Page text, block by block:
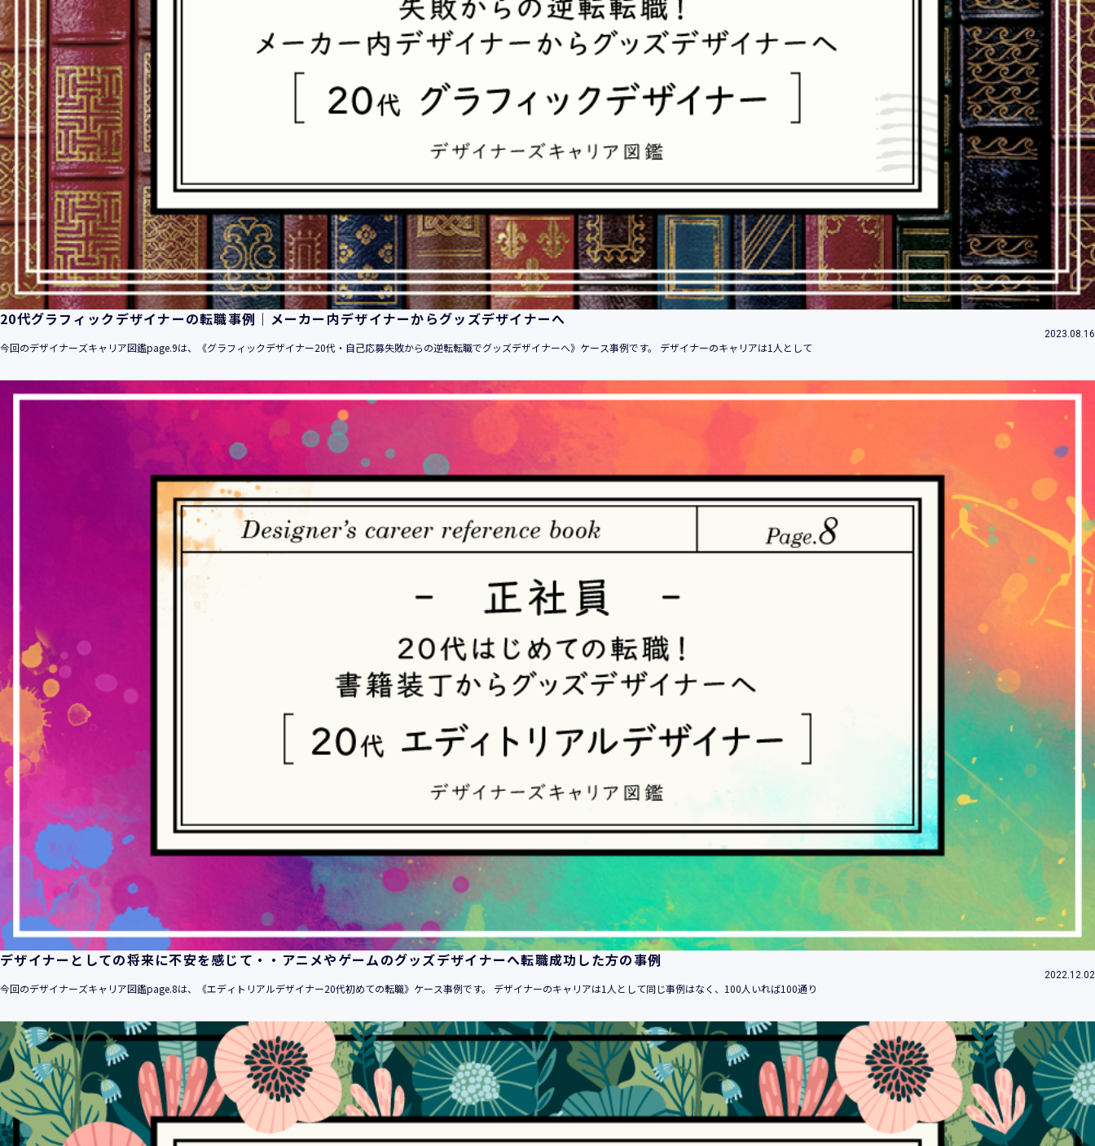
電話番号：03-6712-7970（土日休日を除く9:00～18:00）
平成16年 2月 1日
平成23年 4月 1日 改訂
平成26年 9月10日 改訂
平成27年 6月24日 改訂
平成28年11月 1日 改訂
平成30年 7月 1日 改訂
令和6年 5月 1日 改訂
【個人情報】
株式会社ユウクリ（以下「当社」といいます。）が取得する個人情報とは、個人の識別に係る以下の情報をい
います。
・住所・氏名・電話番号・電子メールアドレス、クレジットカード情報、ログインID、パスワード、ニックネ
ーム、IPアドレス等において、特定の個人を識別できる情報
・当社の運営・提供するサービス（以下総称して「当社サービス」といいます。）において、お客様が、当社
でご利用になったサービスの内容、ご利用日時、ご利用回数などのご利用内容及びご利用履歴に関する情報
【個人情報の取得・収集について】
当社は、以下の方法により、個人情報を取得させていただきます。
当社サービスにおいて、自ら入力された個人情報を、当社は取得・収集させていただきます。
・電子メール、郵便、書面、電話等の手段により取得・収集させていただく方法
収集させていただきます。
・当社等へアクセスされた際に情報を収集させていただく方法
ザや携帯電話の種類、IPアドレスなどの情報を含みます。
【個人情報の利用目的の公表】
当社は、個人情報を次の利用目的の範囲内で利用することを、個人情報の保護に関する法律（個人情報保護
法）第21条第１項及びJISQ15001:2017の附属書A.3.4.2.4に基づき公表します。
＜個人情報の利用目的＞
１．当社のサービスを提供するため
３．当社のサービスの運営・管理のため
４．当社のサービスに関するご案内、お問い合せ等への対応のため
５．当社、その他当社のサービスについての調査・データ集積、改善、研究開発のため
６．当社がおすすめする商品・サービスなどのご案内を送信・送付するため
７．当社とお客様の間での必要な連絡を行うため
８．当社のサービスに関する当社の規約、ポリシー等（以下「規約等」といいます。）に違反する行為に対す
る対応のため
９．当社のサービスに関する規約等の変更などを通知するため
10．その他当社とお客様との間で同意した目的のため
が取り扱う商品・サービスに関するご案内や資料の送付のため
12．上記 １ から １１に附随する目的のため
・登録者情報
1．登録者に対する各種人材サービスの提供（求人情報の提供を含みます。）のため
2．登録者に対する「活躍の場の創造」と「就業の機会の創出」目的の情報提供のため
20代グラフィックデザイナーの転職事例｜メーカー内デザイナーからグッズデザイナーへ
2023.08.16
今回のデザイナーズキャリア図鑑page.9は、《グラフィックデザイナー20代・自己応募失敗からの逆転転職でグッズデザイナーへ》ケース事例です。 デザイナーのキャリアは1人として
デザイナーとしての将来に不安を感じて・・アニメやゲームのグッズデザイナーへ転職成功した方の事例
2022.12.02
今回のデザイナーズキャリア図鑑page.8は、《エディトリアルデザイナー20代初めての転職》ケース事例です。 デザイナーのキャリアは1人として同じ事例はなく、100人いれば100通り